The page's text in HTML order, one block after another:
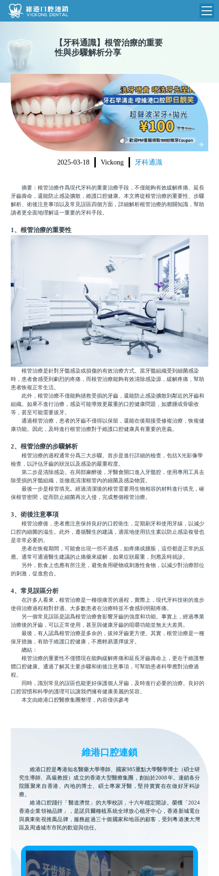
維港首頁
品牌介紹
環境設備
醫院新聞
收費標準
N
收費總表
植牙收費
根管收費
美學收費
箍牙收費
醫生團隊
門診時間
【 牙科通識】 根管治療的重要
性與步驟解析分享
2025-03-18 Vickong 牙科通識
摘要：根管治療作爲現代牙科的重要治療手段，不僅能夠有效緩解疼痛、延長
牙齒壽命，還能防止感染擴散，維護口腔健康。本文將從根管治療的重要性、步驟
解析、術後注意事項以及常見誤區四個方面，詳細解析根管治療的相關知識，幫助
讀者更全面地理解這一重要的牙科手段。
1、根管治療的重要性
根管治療是針對牙髓感染或損傷的有效治療方式。當牙髓組織受到細菌感染
時，患者會感受到劇烈的疼痛，而根管治療能夠有效清除感染源，緩解疼痛，幫助
患者恢複正常生活。
此外，根管治療不僅能夠拯救受損的牙齒，還能防止感染擴散到鄰近的牙齒和
組織。如果不進行治療，感染可能導致更嚴重的口腔健康問題，如膿腫或骨吸收
等，甚至可能需要拔牙。
通過根管治療，患者的牙齒不僅得以保留，還能在後期接受修複治療，恢複健
康功能。因此，及時進行根管治療對于維護口腔健康具有重要的意義。
2、根管治療的步驟解析
根管治療的過程通常分爲三大步驟。首步是進行詳細的檢查，包括X光影像學
檢查，以評估牙齒的狀況以及感染的嚴重程度。
第二步是清除感染。在局部麻醉後，牙醫會開口進入牙髓腔，使用專用工具去
除受損的牙髓組織，並徹底清潔根管內的細菌及感染物質。
最後一步是根管填充。經過清潔後的根管需要用生物相容的材料進行填充，確
保根管密閉，從而防止細菌再次入侵，完成整個根管治療。
3、術後注意事項
根管治療後，患者應注意保持良好的口腔衛生，定期刷牙和使用牙線，以減少
口腔內細菌的滋生。此外，遵循醫生的建議，適當地使用抗生素以防止感染複發也
是非常必要的。
患者在恢複期間，可能會出現一些不適感，如疼痛或腫脹，這些都是正常的反
應。通常可通過醫生建議的止痛藥來緩解，如果症狀嚴重，則應及時就診。
另外，飲食上也應有所注意，避免食用硬物或刺激性食物，以減少對治療部位
的刺激，促進愈合。
4、常見誤區分析
在許多人看來，根管治療是一種很痛苦的過程，實際上，現代牙科技術的進步
使得治療過程相對舒適。大多數患者在治療時並不會感到明顯疼痛。
另一個常見誤區是認爲根管治療會影響牙齒的強度和功能。事實上，經過專業
治療後的牙齒，可以正常使用，甚至與健康牙齒的咀嚼功能並無太大差異。
最後，有人認爲根管治療是多余的，拔掉牙齒更方便。其實，根管治療是一種
保牙措施，有助于維護口腔健康，不應輕易選擇拔牙。
總結：
根管治療的重要性不僅體現在能夠緩解疼痛和延長牙齒壽命上，更在于維護整
體口腔健康。通過了解其主要步驟和術後注意事項，可幫助患者科學應對治療過
程。
同時，識別常見的誤區也能更好保護個人牙齒，及時進行必要的治療。良好的
口腔習慣和科學的護理可以讓我們擁有健康美麗的笑容。
本文由維港口腔醫療集團整理，內容僅供參考
維港口腔連鎖
維港口腔是粵港知名醫藥大學導師、國家985重點大學醫學博士（碩士研
究生導師、高級教授）成立的香港大型醫療集團，創始於2008年。連鎖各分
院匯聚來自香港、內地的博士、碩士專家牙醫，堅持實實在在做好牙科診
療。
維港口腔踐行「醫道濟世」的大學校訓，十六年穩定開診。榮獲「2024
香港企業領袖品牌」，是諾貝爾種植系統全球放心植牙中心，香港新城電台
與廣東衛視推薦品牌，服務超過三十個國家和地區的顧客，受到粵港澳大灣
區及周邊城市市民的歡迎與信任。